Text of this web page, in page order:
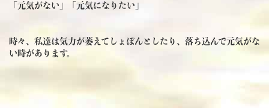
「元気がない」「元気になりたい」
時々、私達は気力が萎えてしょぼんとしたり、落ち込んで元気がな
い時があります。